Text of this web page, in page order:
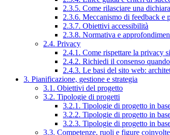
2.3.5. Come rilasciare una
2.3.6. Meccanismo di feedback e
2.3.7. Obiettivi accessibilità
2.3.8. Normativa e
2.4. Privacy
2.4.1. Come rispettare la privacy
2.4.2. Richiedi il consenso
2.4.3. Le basi del sito web:
3. Pianificazione, gestione e strategia
3.1. Obiettivi del progetto
3.2. Tipologie di progetti
3.2.1. Tipologie di progetto in
3.2.2. Tipologie di progetto in
3.2.3. Tipologie di progetto in
3.3. Competenze, ruoli e figure coinvolte